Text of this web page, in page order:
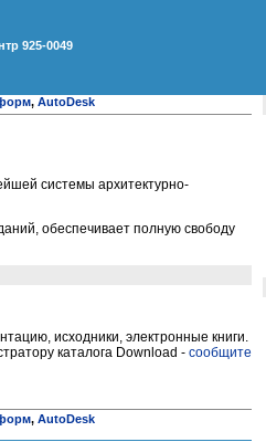
925-0049
, AutoDesk
системы архитектурно-
обеспечивает полную свободу
исходники, электронные книги.
каталога Download - сообщите
, AutoDesk